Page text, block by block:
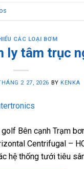
CÁC LOẠI BƠM
ly tâm trục
2 27, 2026 BY KENKA
Bên cạnh Trạm
Centrifugal –
hệ thống tưới tiêu